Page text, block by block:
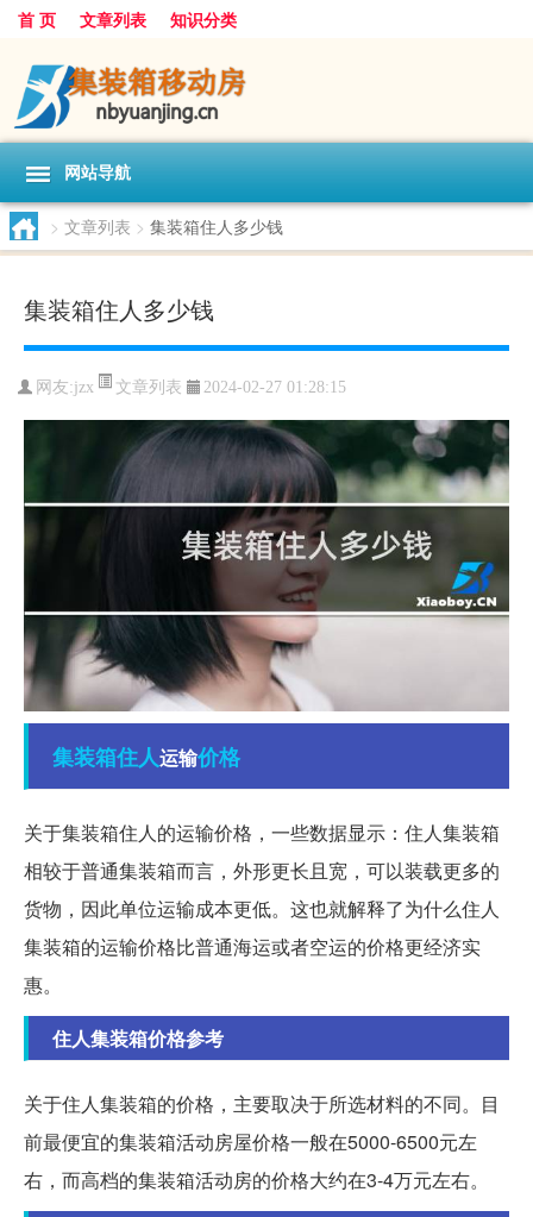
首 页 文章列表 知识分类
网站导航
> 文章列表 > 集装箱住人多少钱
集装箱住人多少钱
网友:jzx 文章列表 2024-02-27 01:28:15
集装箱住人运输价格
关于集装箱住人的运输价格，一些数据显示：住人集装箱
相较于普通集装箱而言，外形更长且宽，可以装载更多的
货物，因此单位运输成本更低。这也就解释了为什么住人
集装箱的运输价格比普通海运或者空运的价格更经济实
惠。
住人集装箱价格参考
关于住人集装箱的价格，主要取决于所选材料的不同。目
前最便宜的集装箱活动房屋价格一般在5000-6500元左
右，而高档的集装箱活动房的价格大约在3-4万元左右。